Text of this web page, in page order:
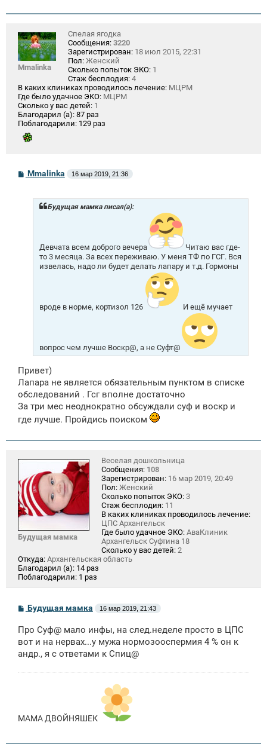
Mmalinka
Спелая ягодка
Сообщения: 3220
Зарегистрирован: 18 июл 2015, 22:31
Пол: Женский
Сколько попыток ЭКО: 1
Стаж бесплодия: 4
В каких клиниках проводилось лечение: МЦРМ
Где было удачное ЭКО: МЦРМ
Сколько у вас детей: 1
Благодарил (а): 87 раз
Поблагодарили: 129 раз
СMmalinka 16 мар 2019, 21:36
Будущая мамка писал(а):
Девчата всем доброго вечера
Читаю вас где-
то 3 месяца. За всех переживаю. У меня ТФ по ГСГ. Вся
извелась, надо ли будет делать лапару и т.д. Гормоны
вроде в норме, кортизол 126 И ещё мучает
вопрос чем лучше Воскр@, а не Суфт@
Привет)
Лапара не является обязательным пунктом в списке
обследований . Гсг вполне достаточно
За три мес неоднократно обсуждали суф и воскр и
где лучше. Пройдись поиском
Будущая мамка
Веселая дошкольница
Сообщения: 108
Зарегистрирован: 16 мар 2019, 20:49
Пол: Женский
Сколько попыток ЭКО: 3
Стаж бесплодия: 11
В каких клиниках проводилось лечение:
ЦПС Архангельск
Где было удачное ЭКО: АваКлиник
Архангельск Суфтина 18
Сколько у вас детей: 2
Откуда: Архангельская область
Благодарил (а): 14 раз
Поблагодарили: 1 раз
С
б
щ
н
Будущая мамка 16 мар 2019, 21:43
Про Суф@ мало инфы, на след.неделе просто в ЦПС
вот и на нервах...у мужа нормозооспермия 4 % он к
андр., я с ответами к Спиц@
МАМА ДВОЙНЯШЕК